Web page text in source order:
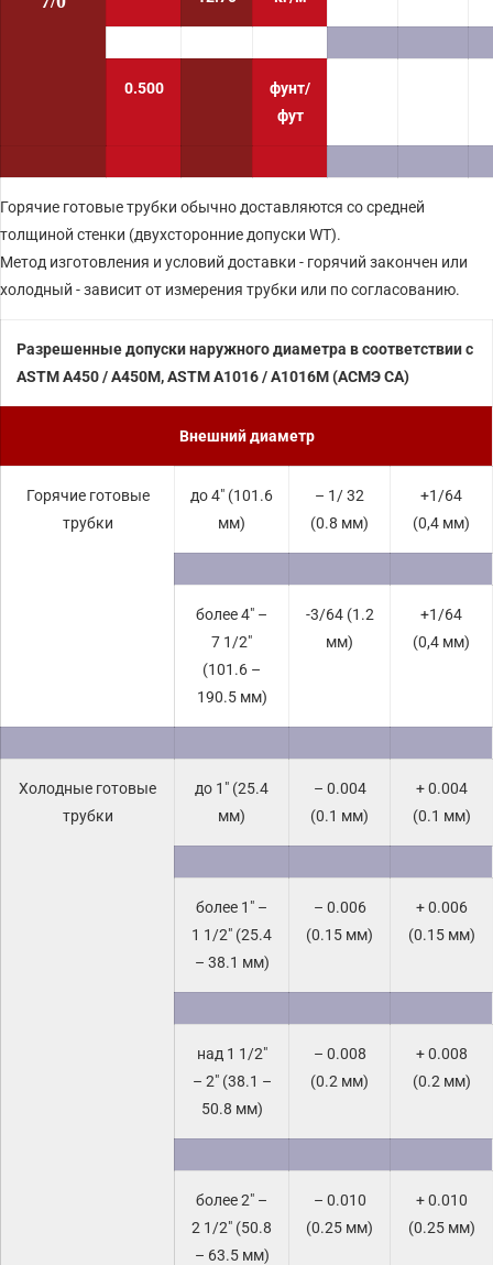
0.500
фунт/
фут
Горячие готовые трубки обычно доставляются со средней
толщиной стенки (двухсторонние допуски WT).
Метод изготовления и условий доставки - горячий закончен или
холодный - зависит от измерения трубки или по согласованию.
Разрешенные допуски наружного диаметра в соответствии с
ASTM A450 / A450M, ASTM A1016 / A1016M (АСМЭ СА)
Внешний диаметр
Горячие готовые
трубки
до 4″ (101.6
мм)
– 1/ 32
(0.8 мм)
+1/64
(0,4 мм)
более 4″ –
7 1/2″
(101.6 –
190.5 мм)
-3/64 (1.2
мм)
+1/64
(0,4 мм)
Холодные готовые
трубки
до 1″ (25.4
мм)
– 0.004
(0.1 мм)
+ 0.004
(0.1 мм)
более 1″ –
1 1/2″ (25.4
– 38.1 мм)
– 0.006
(0.15 мм)
+ 0.006
(0.15 мм)
над 1 1/2″
– 2″ (38.1 –
50.8 мм)
– 0.008
(0.2 мм)
+ 0.008
(0.2 мм)
более 2″ –
2 1/2″ (50.8
– 63.5 мм)
– 0.010
(0.25 мм)
+ 0.010
(0.25 мм)